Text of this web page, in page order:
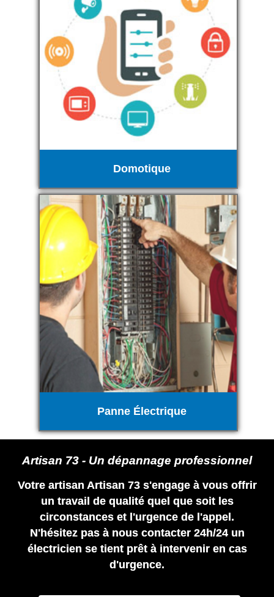
Domotique
Panne Électrique
Artisan 73 - Un dépannage professionnel
Votre artisan Artisan 73 s'engage à vous offrir
un travail de qualité quel que soit les
circonstances et l'urgence de l'appel.
N'hésitez pas à nous contacter 24h/24 un
électricien se tient prêt à intervenir en cas
d'urgence.